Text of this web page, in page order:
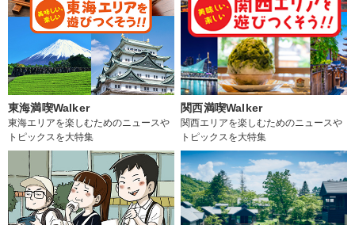
東海満喫Walker
東海エリアを楽しむためのニュースや
トピックスを大特集
関西満喫Walker
関西エリアを楽しむためのニュースや
トピックスを大特集